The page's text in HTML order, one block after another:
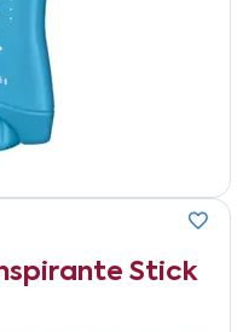
Stick